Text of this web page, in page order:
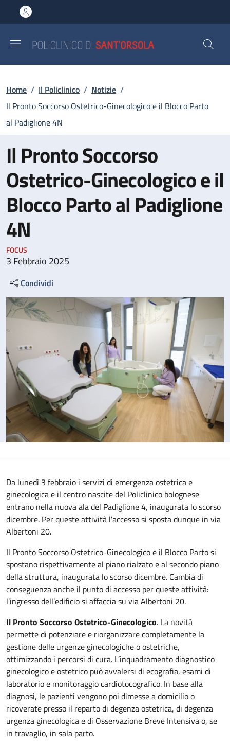
al contenuto principale
to footer content
Briciole di pane
Home / Il Policlinico / Notizie /
Il Pronto Soccorso Ostetrico-Ginecologico e il Blocco Parto
al Padiglione 4N
Il Pronto Soccorso
Ostetrico-Ginecologico e il
Blocco Parto al Padiglione
4N
FOCUS
3 Febbraio 2025
Condividi
Da lunedì 3 febbraio i servizi di emergenza ostetrica e
ginecologica e il centro nascite del Policlinico bolognese
entrano nella nuova ala del Padiglione 4, inaugurata lo scorso
dicembre. Per queste attività l’accesso si sposta dunque in via
Albertoni 20.
Il Pronto Soccorso Ostetrico-Ginecologico e il Blocco Parto si
spostano rispettivamente al piano rialzato e al secondo piano
della struttura, inaugurata lo scorso dicembre. Cambia di
conseguenza anche il punto di accesso per queste attività:
l’ingresso dell’edificio si affaccia su via Albertoni 20.
Il Pronto Soccorso Ostetrico-Ginecologico. La novità
permette di potenziare e riorganizzare completamente la
gestione delle urgenze ginecologiche o ostetriche,
ottimizzando i percorsi di cura. L’inquadramento diagnostico
ginecologico e ostetrico può avvalersi di ecografia, esami di
laboratorio e monitoraggio cardiotocografico. In base alla
diagnosi, le pazienti vengono poi dimesse a domicilio o
ricoverate presso il reparto di degenza ostetrica, di degenza
urgenza ginecologica e di Osservazione Breve Intensiva o, se
in travaglio, in sala parto.